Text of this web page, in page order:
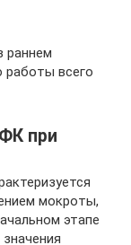
раннем
работы всего
при
мокроты,
этапе